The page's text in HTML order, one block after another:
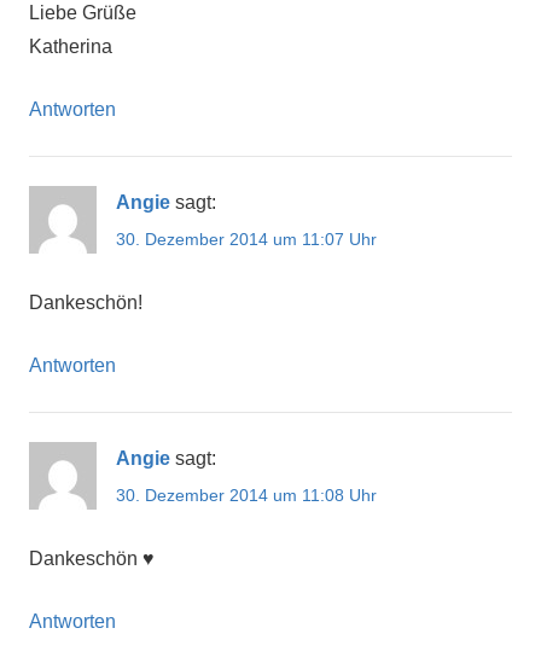
Liebe Grüße
Katherina
Antworten
Angie sagt:
30. Dezember 2014 um 11:07 Uhr
Dankeschön!
Antworten
Angie sagt:
30. Dezember 2014 um 11:08 Uhr
Dankeschön ♥
Antworten